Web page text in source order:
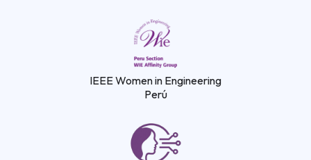
IEEE Women in Engineering
Perú